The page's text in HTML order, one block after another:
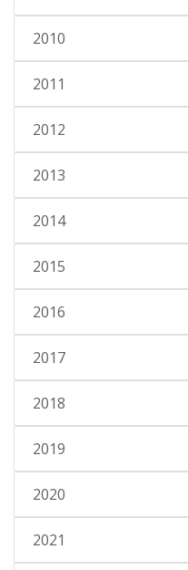
2010
2011
2012
2013
2014
2015
2016
2017
2018
2019
2020
2021